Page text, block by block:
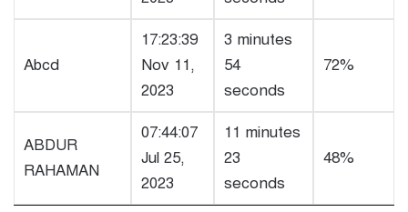
Abcd
17:23:39
Nov 11,
2023
3 minutes
54
seconds
72%
ABDUR
RAHAMAN
07:44:07
Jul 25,
2023
11 minutes
23
seconds
48%